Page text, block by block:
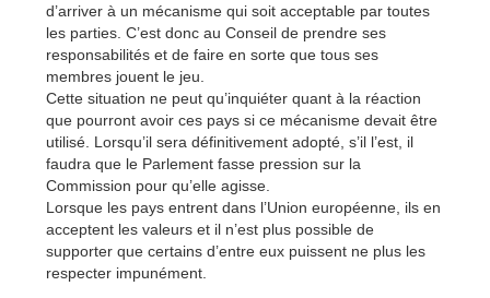
d’arriver à un mécanisme qui soit acceptable par toutes
les parties. C’est donc au Conseil de prendre ses
responsabilités et de faire en sorte que tous ses
membres jouent le jeu.
Cette situation ne peut qu’inquiéter quant à la réaction
que pourront avoir ces pays si ce mécanisme devait être
utilisé. Lorsqu’il sera définitivement adopté, s’il l’est, il
faudra que le Parlement fasse pression sur la
Commission pour qu’elle agisse.
Lorsque les pays entrent dans l’Union européenne, ils en
acceptent les valeurs et il n’est plus possible de
supporter que certains d’entre eux puissent ne plus les
respecter impunément.